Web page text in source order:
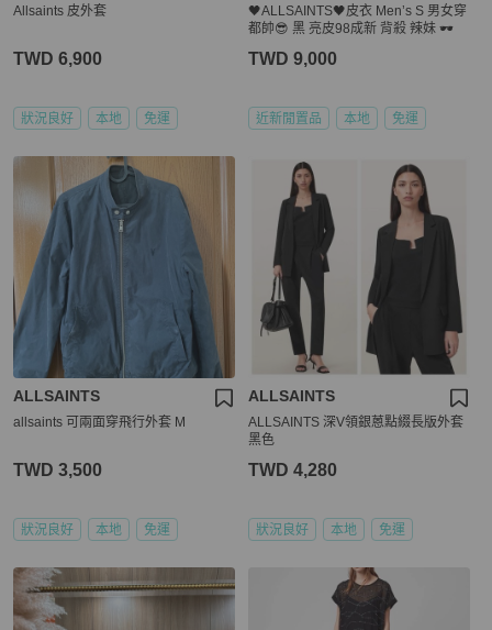
Allsaints 皮外套
TWD 6,900
狀況良好 本地 免運
🖤ALLSAINTS🖤皮衣 Men’s S 男女穿
都帥😎 黑 亮皮98成新 背殺 辣妹 🕶️
TWD 9,000
近新閒置品 本地 免運
ALLSAINTS
allsaints 可兩面穿飛行外套 M
TWD 3,500
狀況良好 本地 免運
ALLSAINTS
ALLSAINTS 深V領銀蒽點綴長版外套
黑色
TWD 4,280
狀況良好 本地 免運